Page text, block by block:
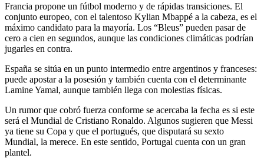
Francia propone un fútbol moderno y de rápidas transiciones. El
conjunto europeo, con el talentoso Kylian Mbappé a la cabeza, es el
máximo candidato para la mayoría. Los “Bleus” pueden pasar de
cero a cien en segundos, aunque las condiciones climáticas podrían
jugarles en contra.
España se sitúa en un punto intermedio entre argentinos y franceses:
puede apostar a la posesión y también cuenta con el determinante
Lamine Yamal, aunque también llega con molestias físicas.
Un rumor que cobró fuerza conforme se acercaba la fecha es si este
será el Mundial de Cristiano Ronaldo. Algunos sugieren que Messi
ya tiene su Copa y que el portugués, que disputará su sexto
Mundial, la merece. En este sentido, Portugal cuenta con un gran
plantel.